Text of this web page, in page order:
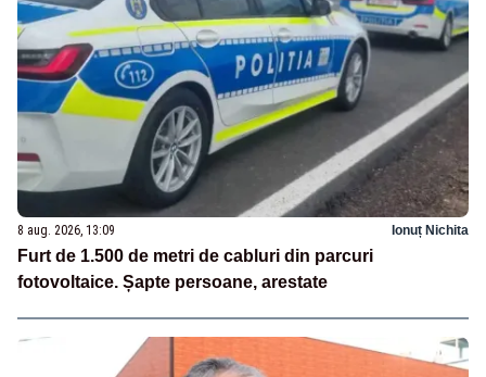
8 aug. 2026, 13:09 Ionuț Nichita
Furt de 1.500 de metri de cabluri din parcuri
fotovoltaice. Șapte persoane, arestate